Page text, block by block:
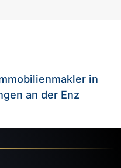
in
an der Enz